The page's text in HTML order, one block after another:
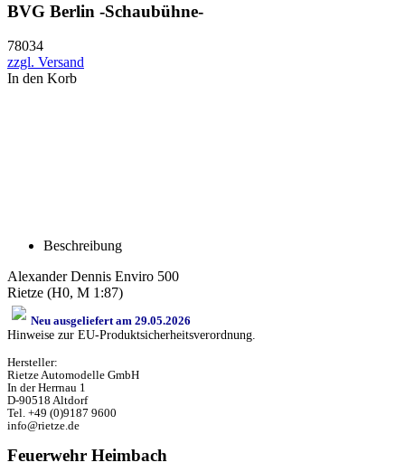
BVG Berlin -Schaubühne-
78034
zzgl. Versand
In den Korb
Beschreibung
Alexander Dennis Enviro 500
Rietze (H0, M 1:87)
Neu ausgeliefert am 29.05.2026
Hinweise zur EU-Produktsicherheitsverordnung.
Hersteller:
Rietze Automodelle GmbH
In der Herrnau 1
D-90518 Altdorf
Tel. +49 (0)9187 9600
info@rietze.de
Feuerwehr Heimbach